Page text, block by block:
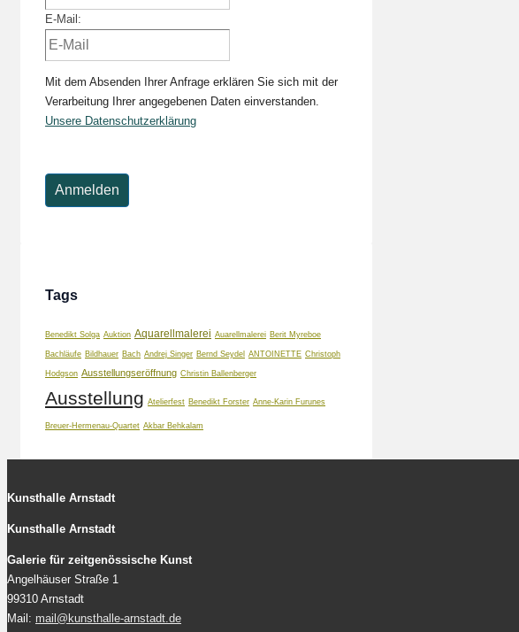
E-Mail:
Mit dem Absenden Ihrer Anfrage erklären Sie sich mit der
Verarbeitung Ihrer angegebenen Daten einverstanden.
Unsere Datenschutzerklärung
Tags
Benedikt Solga Auktion Aquarellmalerei Auarellmalerei Berit Myreboe
Bachläufe Bildhauer Bach Andrej Singer Bernd Seydel ANTOINETTE Christoph
Hodgson Ausstellungseröffnung Christin Ballenberger
Ausstellung Atelierfest Benedikt Forster Anne-Karin Furunes
Breuer-Hermenau-Quartet Akbar Behkalam
Kunsthalle Arnstadt
Kunsthalle Arnstadt
Galerie für zeitgenössische Kunst
Angelhäuser Straße 1
99310 Arnstadt
Mail: mail@kunsthalle-arnstadt.de